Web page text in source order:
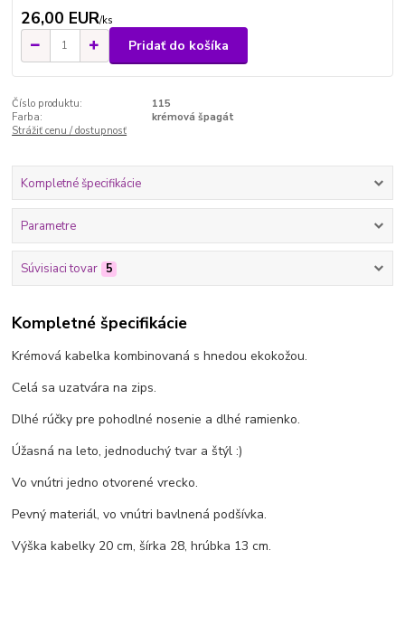
26,00 EUR/ks
Pridať do košíka
Číslo produktu:
115
Farba:
krémová špagát
Strážiť cenu / dostupnosť
Kompletné špecifikácie
Parametre
Súvisiaci tovar 5
Kompletné špecifikácie
Krémová kabelka kombinovaná s hnedou ekokožou.
Celá sa uzatvára na zips.
Dlhé rúčky pre pohodlné nosenie a dlhé ramienko.
Úžasná na leto, jednoduchý tvar a štýl :)
Vo vnútri jedno otvorené vrecko.
Pevný materiál, vo vnútri bavlnená podšívka.
Výška kabelky 20 cm, šírka 28, hrúbka 13 cm.